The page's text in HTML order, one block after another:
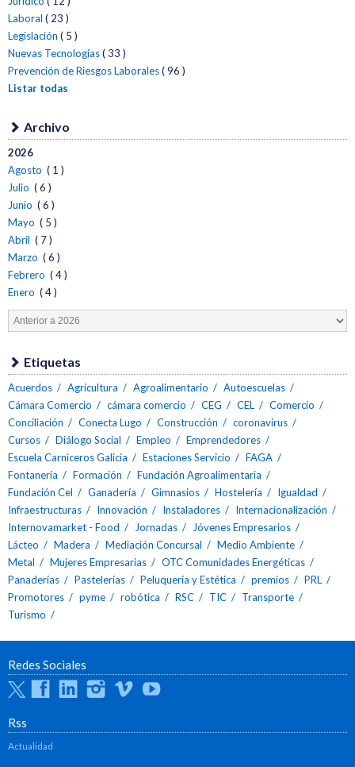
Laboral ( 23 )
Legislación ( 5 )
Nuevas Tecnologías( 33 )
Prevención de Riesgos Laborales( 96 )
Listar todas
Archivo
2026
Agosto ( 1 )
Julio ( 6 )
Junio ( 6 )
Mayo ( 5 )
Abril ( 7 )
Marzo ( 6 )
Febrero ( 4 )
Enero ( 4 )
Etiquetas
Acuerdos Agricultura Agroalimentario
Autoescuelas
Cámara Comercio
cámara comercio CEG CEL
Comercio
Conciliación
Conecta Lugo Construcción
coronavirus
Cursos
Diálogo Social Empleo
Emprendedores
Escuela Carniceros Galicia
Estaciones Servicio
FAGA
Fontanería
Formación
Fundación Agroalimentaria
Fundación Cel
Ganadería Gimnasios Hostelería
Igualdad
Infraestructuras
Innovación Instaladores
Internacionalización
Internovamarket - Food
Jornadas
Jóvenes Empresarios
Lácteo
Madera Mediación Concursal
Medio Ambiente
Metal
Mujeres Empresarias
OTC Comunidades Energéticas
Panaderías
Pastelerías Peluquería y Estética premios
PRL
Promotores
pyme robótica RSC TIC
Transporte
Turismo
Redes Sociales
TwitterFacebookLinkedinInstagram
Vimeo
Rss
Actualidad